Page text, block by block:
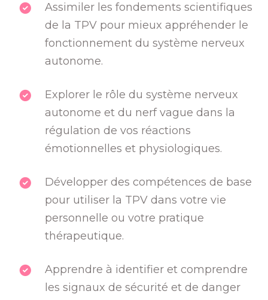
Assimiler les fondements scientifiques
de la TPV pour mieux appréhender le
fonctionnement du système nerveux
autonome.
Explorer le rôle du système nerveux
autonome et du nerf vague dans la
régulation de vos réactions
émotionnelles et physiologiques.
Développer des compétences de base
pour utiliser la TPV dans votre vie
personnelle ou votre pratique
thérapeutique.
Apprendre à identifier et comprendre
les signaux de sécurité et de danger